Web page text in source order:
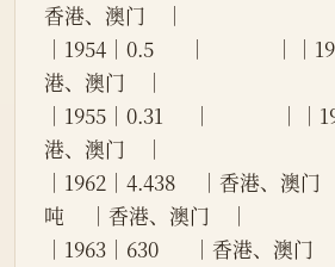
香港、澳门    │
│1954│0.5       │
港、澳门    │
│1955│0.31      │
港、澳门    │
│1962│4.438     │香港、澳
吨     │香港、澳门    │
│1963│630       │香港、澳门